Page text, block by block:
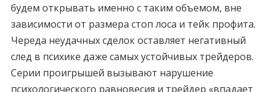
будем открывать именно с таким объемом, вне
зависимости от размера стоп лоса и тейк профита.
Череда неудачных сделок оставляет негативный
след в психике даже самых устойчивых трейдеров.
Серии проигрышей вызывают нарушение
психологического равновесия и трейдер «впадает